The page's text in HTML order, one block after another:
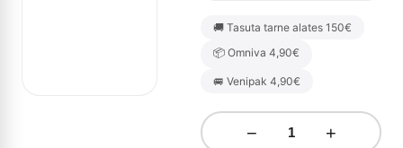
🚚 Tasuta tarne alates 150€
📦 Omniva 4,90€
🚐 Venipak 4,90€
− +